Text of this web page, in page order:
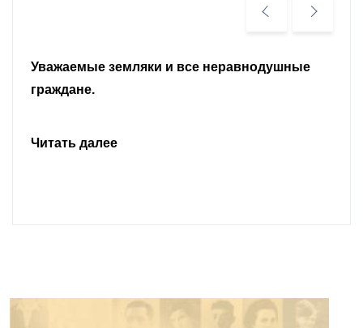
Уважаемые земляки и все неравнодушные
граждане.
Читать далее